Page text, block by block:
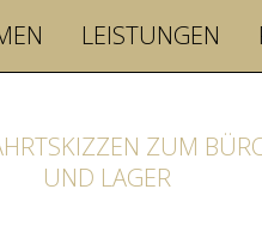
LEISTUNGEN
ZUM
UND LAGER